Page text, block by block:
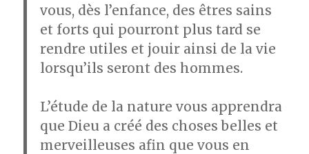
vous, dès l’enfance, des êtres sains
et forts qui pourront plus tard se
rendre utiles et jouir ainsi de la vie
lorsqu’ils seront des hommes.
L’étude de la nature vous apprendra
que Dieu a créé des choses belles et
merveilleuses afin que vous en